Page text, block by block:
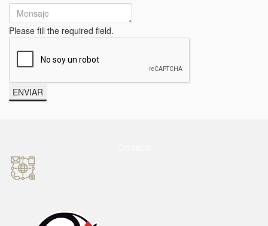
Please fill the required field.
ENVIAR